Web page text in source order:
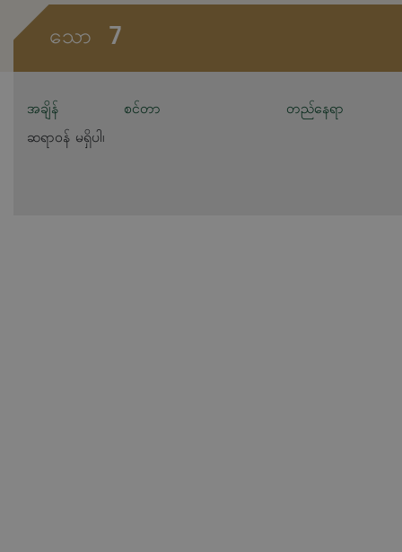
သော 7
အချိန် စင်တာ
တည်နေရာ
ဆရာဝန် မရှိပါ၊